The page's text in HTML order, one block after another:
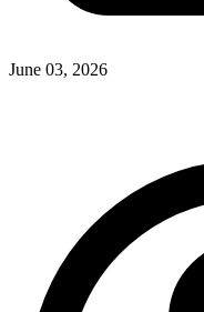
June 03, 2026